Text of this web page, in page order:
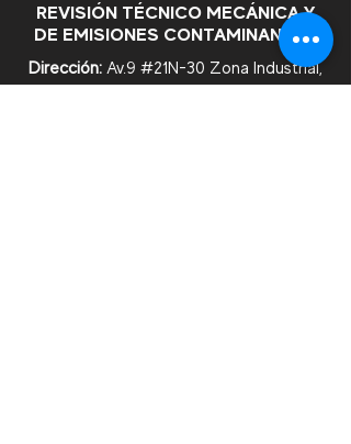
REVISIÓN TÉCNICO MECÁNICA Y
DE EMISIONES CONTAMINANTES
Dirección: Av.9 #21N-30 Zona Industrial,